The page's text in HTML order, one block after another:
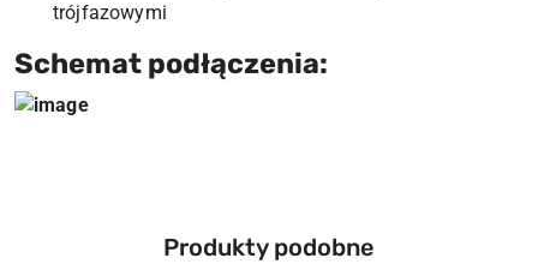
trójfazowymi
Schemat podłączenia:
Pomiń karuzelę produktów
Produkty
Produkty podobne